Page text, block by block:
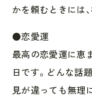
かを頼むときには
●恋愛運
最高の恋愛運に恵
日です。どんな話
見が違っても無理